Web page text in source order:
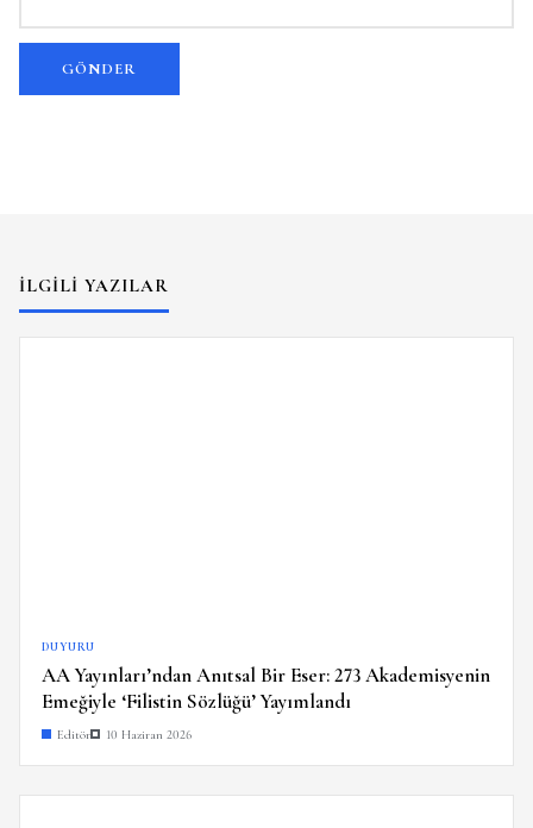
İLGILI YAZILAR
DUYURU
AA Yayınları’ndan Anıtsal Bir Eser: 273 Akademisyenin
Emeğiyle ‘Filistin Sözlüğü’ Yayımlandı
Editör 10 Haziran 2026